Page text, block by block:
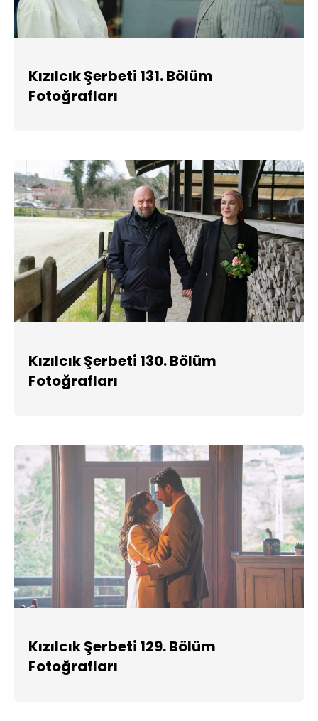
Kızılcık Şerbeti 131. Bölüm
Fotoğrafları
Kızılcık Şerbeti 130. Bölüm
Fotoğrafları
Kızılcık Şerbeti 129. Bölüm
Fotoğrafları